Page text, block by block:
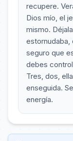
recupere.
Dios mío, el
mismo.
estornudaba,
seguro que
debes
Tres, dos,
enseguida.
energía.